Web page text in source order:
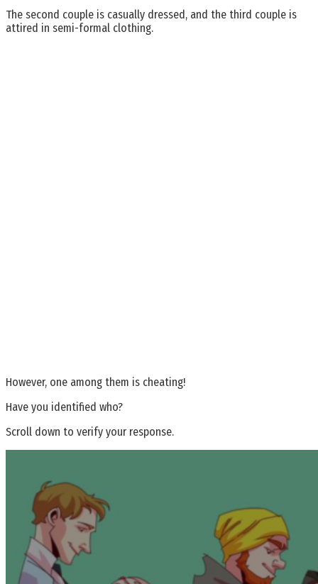
The second couple is casually dressed, and the third couple is
attired in semi-formal clothing.
However, one among them is cheating!
Have you identified who?
Scroll down to verify your response.